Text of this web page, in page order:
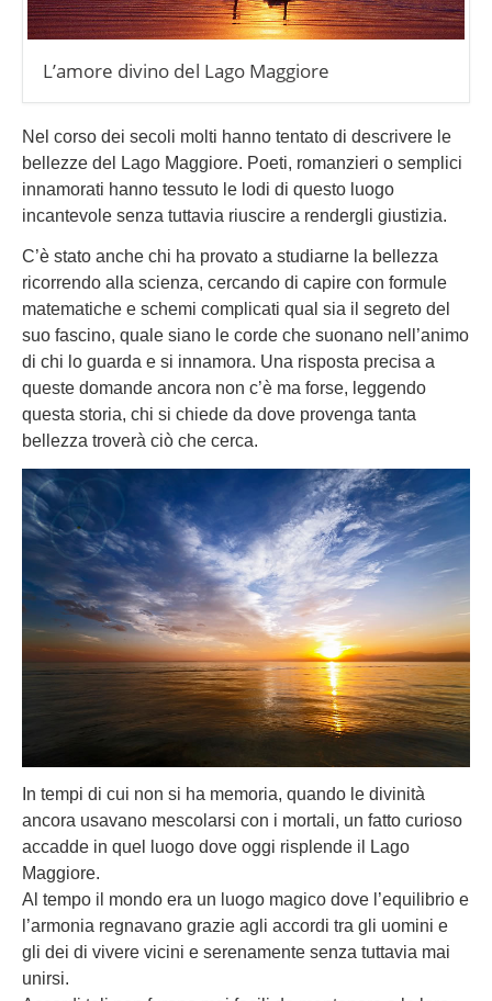
L’amore divino del Lago Maggiore
Nel corso dei secoli molti hanno tentato di descrivere le
bellezze del Lago Maggiore. Poeti, romanzieri o semplici
innamorati hanno tessuto le lodi di questo luogo
incantevole senza tuttavia riuscire a rendergli giustizia.
C’è stato anche chi ha provato a studiarne la bellezza
ricorrendo alla scienza, cercando di capire con formule
matematiche e schemi complicati qual sia il segreto del
suo fascino, quale siano le corde che suonano nell’animo
di chi lo guarda e si innamora. Una risposta precisa a
queste domande ancora non c’è ma forse, leggendo
questa storia, chi si chiede da dove provenga tanta
bellezza troverà ciò che cerca.
In tempi di cui non si ha memoria, quando le divinità
ancora usavano mescolarsi con i mortali, un fatto curioso
accadde in quel luogo dove oggi risplende il Lago
Maggiore.
Al tempo il mondo era un luogo magico dove l’equilibrio e
l’armonia regnavano grazie agli accordi tra gli uomini e
gli dei di vivere vicini e serenamente senza tuttavia mai
unirsi.